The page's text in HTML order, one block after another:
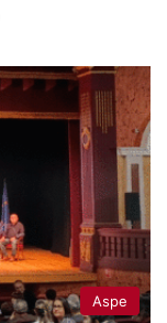
Aspe